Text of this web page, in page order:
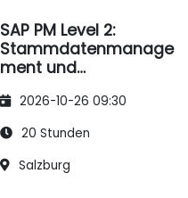
SAP PM Level 2:
Stammdatenmanage
ment und
2026-10-26 09:30
20 Stunden
Salzburg